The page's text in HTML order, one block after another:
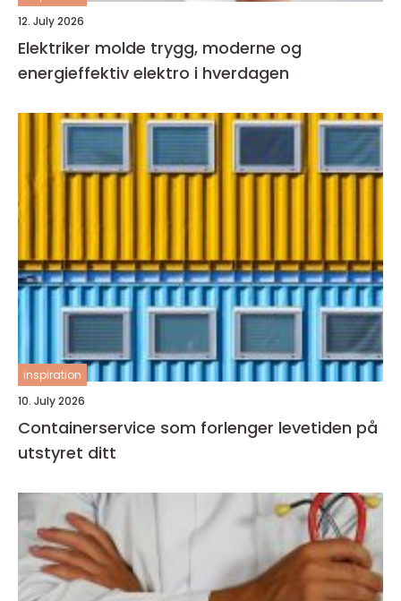
12. July 2026
Elektriker molde trygg, moderne og
energieffektiv elektro i hverdagen
inspiration
10. July 2026
Containerservice som forlenger levetiden på
utstyret ditt